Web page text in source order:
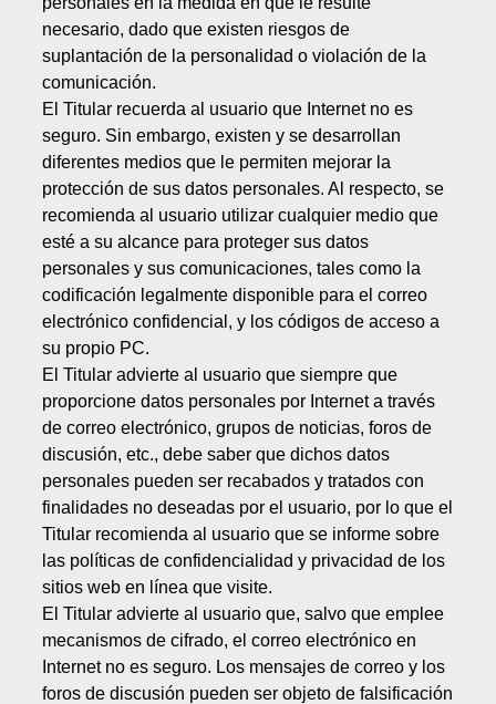
necesario, dado que existen riesgos de
suplantación de la personalidad o violación de la
comunicación.
El Titular recuerda al usuario que Internet no es
seguro. Sin embargo, existen y se desarrollan
diferentes medios que le permiten mejorar la
protección de sus datos personales. Al respecto, se
recomienda al usuario utilizar cualquier medio que
esté a su alcance para proteger sus datos
personales y sus comunicaciones, tales como la
codificación legalmente disponible para el correo
electrónico confidencial, y los códigos de acceso a
su propio PC.
El Titular advierte al usuario que siempre que
proporcione datos personales por Internet a través
de correo electrónico, grupos de noticias, foros de
discusión, etc., debe saber que dichos datos
personales pueden ser recabados y tratados con
finalidades no deseadas por el usuario, por lo que el
Titular recomienda al usuario que se informe sobre
las políticas de confidencialidad y privacidad de los
sitios web en línea que visite.
El Titular advierte al usuario que, salvo que emplee
mecanismos de cifrado, el correo electrónico en
Internet no es seguro. Los mensajes de correo y los
foros de discusión pueden ser objeto de falsificación